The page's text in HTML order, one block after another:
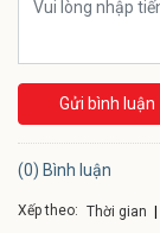
Gửi bình luận
(0) Bình luận
Xếp theo: Thời gian